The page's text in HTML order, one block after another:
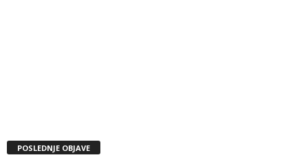
POSLEDNJE OBJAVE